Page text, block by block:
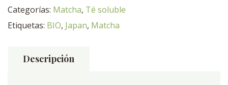
"Hisui"
100g
Categorías: Matcha, Té soluble
Etiquetas: BIO, Japan, Matcha
Descripción